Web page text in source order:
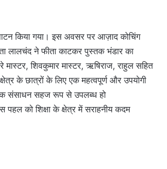
किया गया। इस अवसर पर आज़ाद कोचिंग
लालचंद ने फीता काटकर पुस्तक भंडार का
शिवकुमार मास्टर, ऋषिराज, राहुल सहित
के छात्रों के लिए एक महत्वपूर्ण और उपयोगी
संसाधन सहज रूप से उपलब्ध हो
को शिक्षा के क्षेत्र में सराहनीय कदम